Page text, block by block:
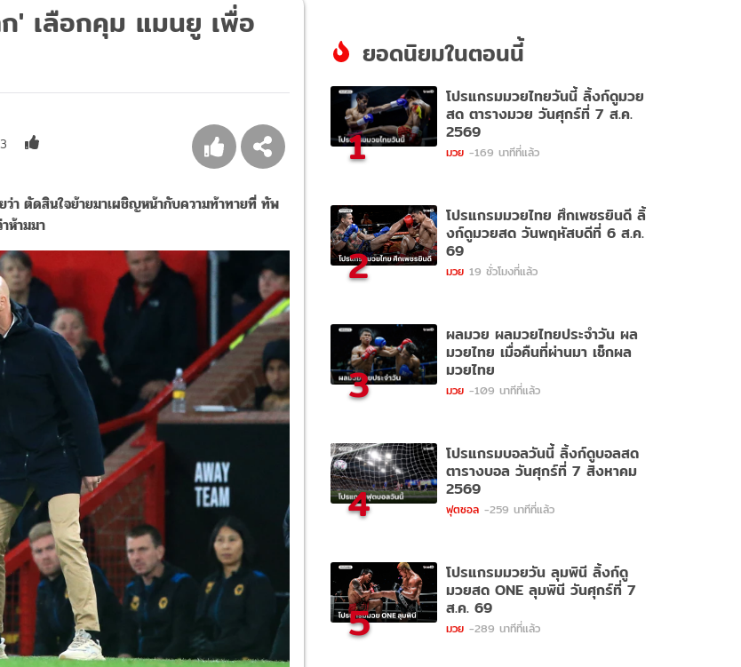
' เลือกคุม แมนยู เพื่อ
ว่า ตัดสินใจย้ายมาเผชิญหน้ากับความท้าทายที่ ทัพ
ห้ามมา
ยอดนิยมในตอนนี้
1
โปรแกรมมวยไทยวันนี้ ลิ้งก์ดูมวย
สด ตารางมวย วันศุกร์ที่ 7 ส.ค.
2569
มวย -169 นาทีที่แล้ว
2
โปรแกรมมวยไทย ศึกเพชรยินดี ลิ้
งก์ดูมวยสด วันพฤหัสบดีที่ 6 ส.ค.
69
มวย 19 ชั่วโมงที่แล้ว
3
ผลมวย ผลมวยไทยประจำวัน ผล
มวยไทย เมื่อคืนที่ผ่านมา เช็กผล
มวยไทย
มวย -109 นาทีที่แล้ว
4
โปรแกรมบอลวันนี้ ลิ้งก์ดูบอลสด
ตารางบอล วันศุกร์ที่ 7 สิงหาคม
2569
ฟุตซอล -259 นาทีที่แล้ว
5
โปรแกรมมวยวัน ลุมพินี ลิ้งก์ดู
มวยสด ONE ลุมพินี วันศุกร์ที่ 7
ส.ค. 69
มวย -289 นาทีที่แล้ว